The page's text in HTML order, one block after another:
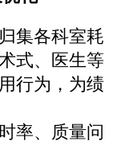
集各科室耗
式、医生等
行为，为绩
率、质量问